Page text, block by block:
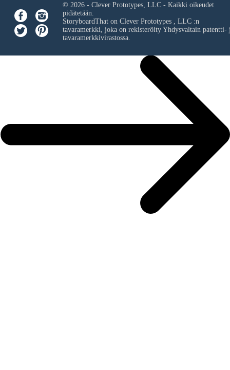
© 2026 - Clever Prototypes, LLC - Kaikki oikeudet
pidätetään.
StoryboardThat on Clever Prototypes , LLC:n
tavaramerkki, joka on rekisteröity Yhdysvaltain patentti-
tavaramerkkivirastossa.